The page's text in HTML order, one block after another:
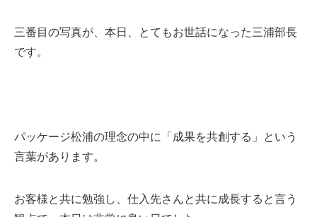
三番目の写真が、本日、とてもお世話になった三浦部長
です。
パッケージ松浦の理念の中に「成果を共創する」という
言葉があります。
お客様と共に勉強し、仕入先さんと共に成長すると言う